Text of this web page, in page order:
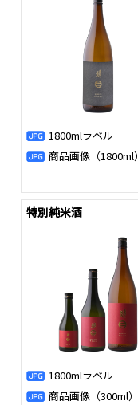
1800mlラベル
商品画像（1800ml）
特別純米酒
1800mlラベル
商品画像（300ml）